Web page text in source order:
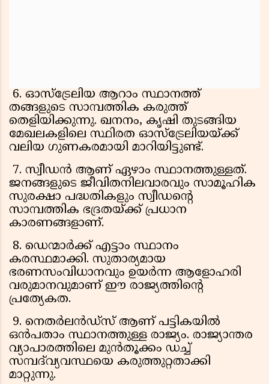
6. ഓസ്ട്രേലിയ ആറാം സ്ഥാനത്ത്
തങ്ങളുടെ സാമ്പത്തിക കരുത്ത്
തെളിയിക്കുന്നു. ഖനനം, കൃഷി തുടങ്ങിയ
മേഖലകളിലെ സ്ഥിരത ഓസ്ട്രേലിയയ്ക്ക്
വലിയ ഗുണകരമായി മാറിയിട്ടുണ്ട്.
7. സ്വീഡൻ ആണ് ഏഴാം സ്ഥാനത്തുള്ളത്.
ജനങ്ങളുടെ ജീവിതനിലവാരവും സാമൂഹിക
സുരക്ഷാ പദ്ധതികളും സ്വീഡന്റെ
സാമ്പത്തിക ഭദ്രതയ്ക്ക് പ്രധാന
കാരണങ്ങളാണ്.
8. ഡെന്മാർക്ക് എട്ടാം സ്ഥാനം
കരസ്ഥമാക്കി. സുതാര്യമായ
ഭരണസംവിധാനവും ഉയർന്ന ആളോഹരി
വരുമാനവുമാണ് ഈ രാജ്യത്തിന്റെ
പ്രത്യേകത.
9. നെതർലൻഡ്സ് ആണ് പട്ടികയിൽ
ഒൻപതാം സ്ഥാനത്തുള്ള രാജ്യം. രാജ്യാന്തര
വ്യാപാരത്തിലെ മുൻതൂക്കം ഡച്ച്
സമ്പദ്‌വ്യവസ്ഥയെ കരുത്തുറ്റതാക്കി
മാറ്റുന്നു.